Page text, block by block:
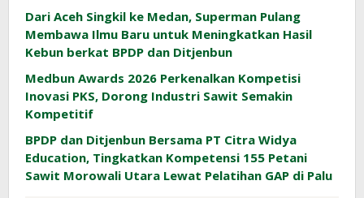
Dari Aceh Singkil ke Medan, Superman Pulang
Membawa Ilmu Baru untuk Meningkatkan Hasil
Kebun berkat BPDP dan Ditjenbun
Medbun Awards 2026 Perkenalkan Kompetisi
Inovasi PKS, Dorong Industri Sawit Semakin
Kompetitif
BPDP dan Ditjenbun Bersama PT Citra Widya
Education, Tingkatkan Kompetensi 155 Petani
Sawit Morowali Utara Lewat Pelatihan GAP di Palu